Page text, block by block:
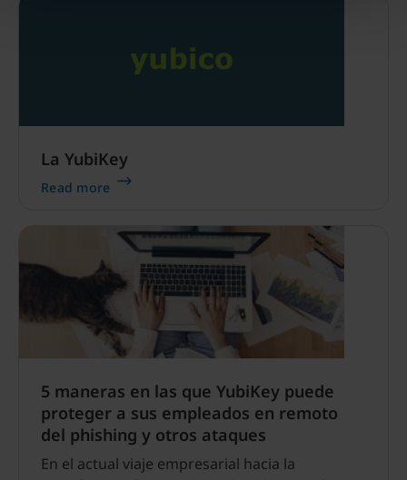
La YubiKey
Read more
5 maneras en las que YubiKey puede
proteger a sus empleados en remoto
del phishing y otros ataques
En el actual viaje empresarial hacia la